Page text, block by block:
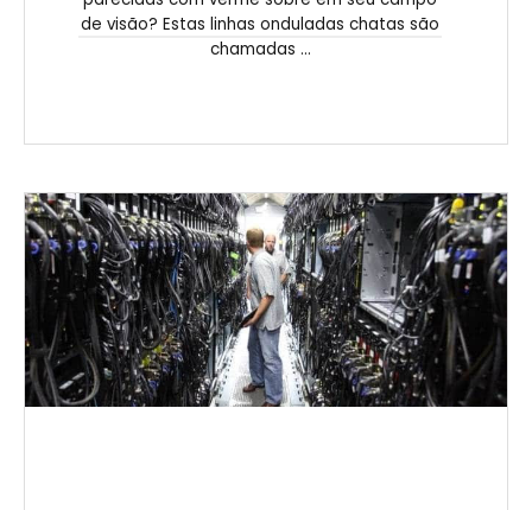
de visão? Estas linhas onduladas chatas são
chamadas ...